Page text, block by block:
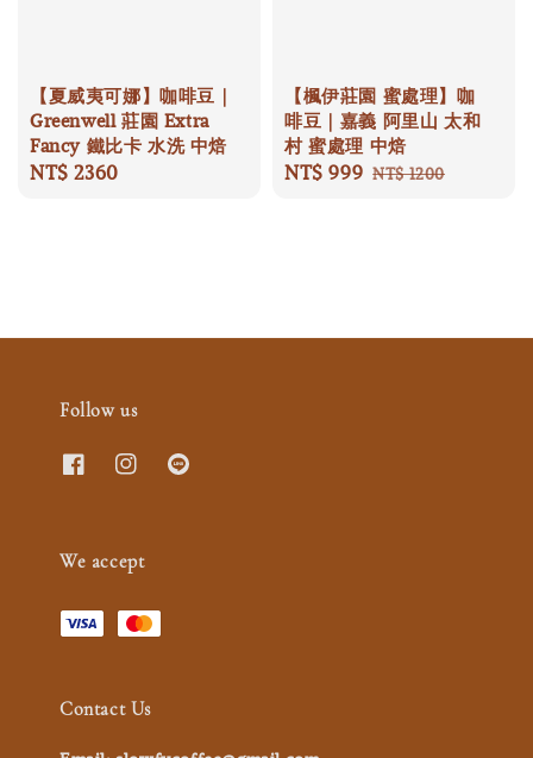
【夏威夷可娜】咖啡豆｜
Greenwell 莊園 Extra
Fancy 鐵比卡 水洗 中焙
Regular
NT$ 2360
【楓伊莊園 蜜處理】咖
啡豆｜嘉義 阿里山 太和
村 蜜處理 中焙
Sale
NT$ 999 Regular
NT$ 1200
Follow us
We accept
Contact Us